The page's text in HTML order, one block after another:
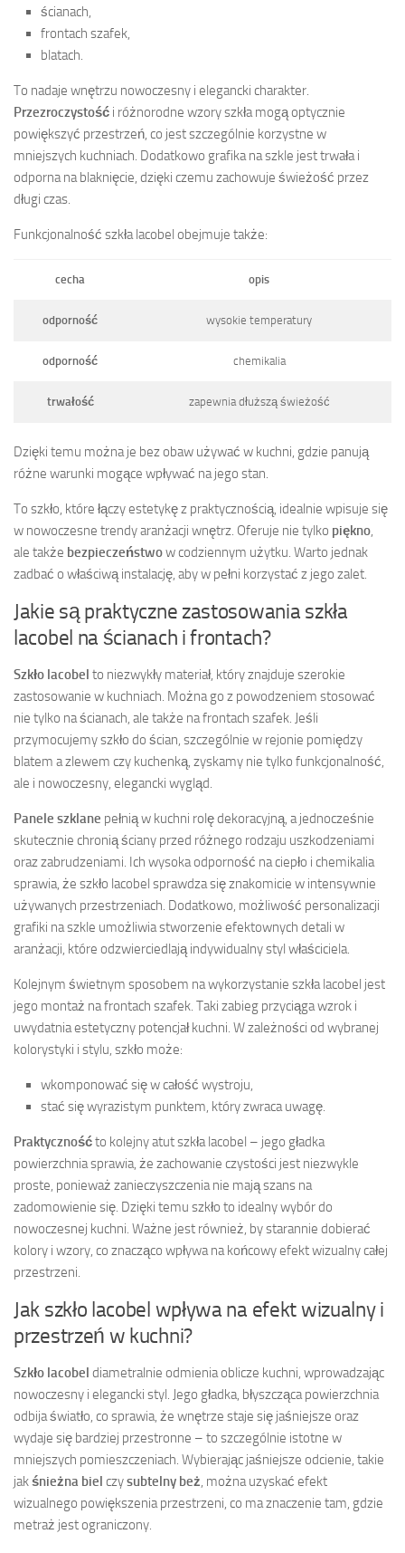
ścianach,
frontach szafek,
blatach.
To nadaje wnętrzu nowoczesny i elegancki charakter.
Przezroczystość i różnorodne wzory szkła mogą optycznie
powiększyć przestrzeń, co jest szczególnie korzystne w
mniejszych kuchniach. Dodatkowo grafika na szkle jest trwała i
odporna na blaknięcie, dzięki czemu zachowuje świeżość przez
długi czas.
Funkcjonalność szkła lacobel obejmuje także:
cecha opis
odporność wysokie temperatury
odporność chemikalia
trwałość zapewnia dłuższą świeżość
Dzięki temu można je bez obaw używać w kuchni, gdzie panują
różne warunki mogące wpływać na jego stan.
To szkło, które łączy estetykę z praktycznością, idealnie wpisuje się
w nowoczesne trendy aranżacji wnętrz. Oferuje nie tylko piękno,
ale także bezpieczeństwow codziennym użytku. Warto jednak
zadbać o właściwą instalację, aby w pełni korzystać z jego zalet.
Jakie są praktyczne zastosowania szkła
lacobel na ścianach i frontach?
Szkło lacobel to niezwykły materiał, który znajduje szerokie
zastosowanie w kuchniach. Można go z powodzeniem stosować
nie tylko na ścianach, ale także na frontach szafek. Jeśli
przymocujemy szkło do ścian, szczególnie w rejonie pomiędzy
blatem a zlewem czy kuchenką, zyskamy nie tylko funkcjonalność,
ale i nowoczesny, elegancki wygląd.
Panele szklane pełnią w kuchni rolę dekoracyjną, a jednocześnie
skutecznie chronią ściany przed różnego rodzaju uszkodzeniami
oraz zabrudzeniami. Ich wysoka odporność na ciepło i chemikalia
sprawia, że szkło lacobel sprawdza się znakomicie w intensywnie
używanych przestrzeniach. Dodatkowo, możliwość personalizacji
grafiki na szkle umożliwia stworzenie efektownych detali w
aranżacji, które odzwierciedlają indywidualny styl właściciela.
Kolejnym świetnym sposobem na wykorzystanie szkła lacobel jest
jego montaż na frontach szafek. Taki zabieg przyciąga wzrok i
uwydatnia estetyczny potencjał kuchni. W zależności od wybranej
kolorystyki i stylu, szkło może:
wkomponować się w całość wystroju,
stać się wyrazistym punktem, który zwraca uwagę.
Praktycznośćto kolejny atut szkła lacobel – jego gładka
powierzchnia sprawia, że zachowanie czystości jest niezwykle
proste, ponieważ zanieczyszczenia nie mają szans na
zadomowienie się. Dzięki temu szkło to idealny wybór do
nowoczesnej kuchni. Ważne jest również, by starannie dobierać
kolory i wzory, co znacząco wpływa na końcowy efekt wizualny całej
przestrzeni.
Jak szkło lacobel wpływa na efekt wizualny i
przestrzeń w kuchni?
Szkło lacobel diametralnie odmienia oblicze kuchni, wprowadzając
nowoczesny i elegancki styl. Jego gładka, błyszcząca powierzchnia
odbija światło, co sprawia, że wnętrze staje się jaśniejsze oraz
wydaje się bardziej przestronne – to szczególnie istotne w
mniejszych pomieszczeniach. Wybierając jaśniejsze odcienie, takie
jakśnieżna biel czysubtelny beż, można uzyskać efekt
wizualnego powiększenia przestrzeni, co ma znaczenie tam, gdzie
metraż jest ograniczony.